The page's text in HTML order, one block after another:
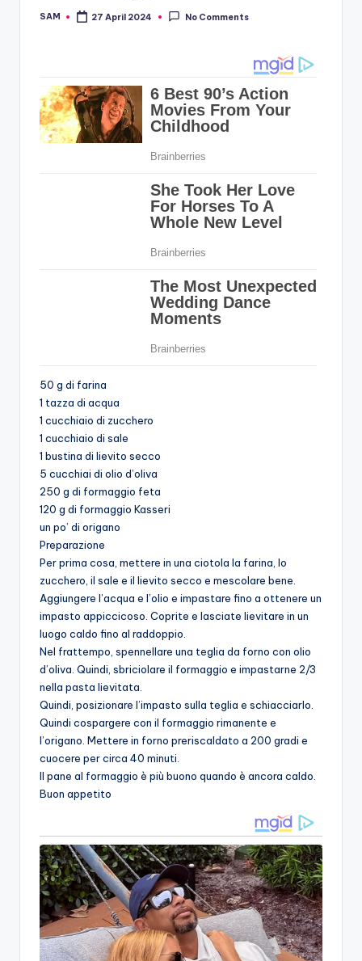
Posted
SAM 27 April 2024 No Comments
50 g di farina
1 tazza di acqua
1 cucchiaio di zucchero
1 cucchiaio di sale
1 bustina di lievito secco
5 cucchiai di olio d’oliva
250 g di formaggio feta
120 g di formaggio Kasseri
un po’ di origano
Preparazione
Per prima cosa, mettere in una ciotola la farina, lo
zucchero, il sale e il lievito secco e mescolare bene.
Aggiungere l’acqua e l’olio e impastare fino a ottenere un
impasto appiccicoso. Coprite e lasciate lievitare in un
luogo caldo fino al raddoppio.
Nel frattempo, spennellare una teglia da forno con olio
d’oliva. Quindi, sbriciolare il formaggio e impastarne 2/3
nella pasta lievitata.
Quindi, posizionare l’impasto sulla teglia e schiacciarlo.
Quindi cospargere con il formaggio rimanente e
l’origano. Mettere in forno preriscaldato a 200 gradi e
cuocere per circa 40 minuti.
Il pane al formaggio è più buono quando è ancora caldo.
Buon appetito